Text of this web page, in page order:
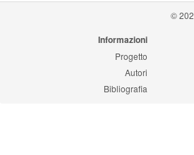
©
Informazioni
Progetto
Autori
Bibliografia